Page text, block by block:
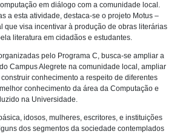
em diálogo com a comunidade local.
a esta atividade, destaca-se o projeto Motus –
que visa incentivar à produção de obras literárias
literatura em cidadãos e estudantes.
pelo Programa C, busca-se ampliar a
Campus Alegrete na comunidade local, ampliar
conhecimento a respeito de diferentes
conhecimento da área da Computação e
na Universidade.
idosos, mulheres, escritores, e instituições
dos segmentos da sociedade contemplados